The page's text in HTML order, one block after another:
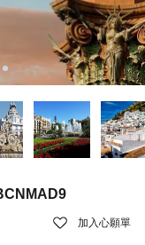
加入心願單